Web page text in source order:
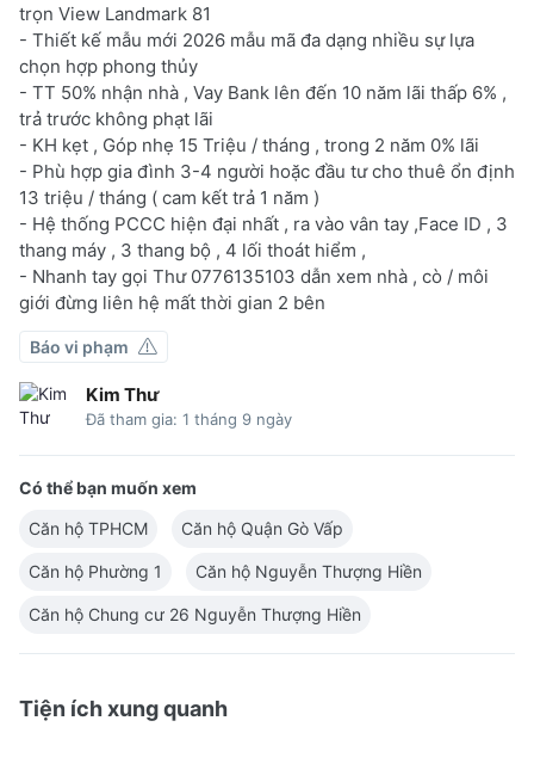
trọn View Landmark 81
- Thiết kế mẫu mới 2026 mẫu mã đa dạng nhiều sự lựa
chọn hợp phong thủy
- TT 50% nhận nhà , Vay Bank lên đến 10 năm lãi thấp 6% ,
trả trước không phạt lãi
- KH kẹt , Góp nhẹ 15 Triệu / tháng , trong 2 năm 0% lãi
- Phù hợp gia đình 3-4 người hoặc đầu tư cho thuê ổn định
13 triệu / tháng ( cam kết trả 1 năm )
- Hệ thống PCCC hiện đại nhất , ra vào vân tay ,Face ID , 3
thang máy , 3 thang bộ , 4 lối thoát hiểm ,
- Nhanh tay gọi Thư 0776135103 dẫn xem nhà , cò / môi
giới đừng liên hệ mất thời gian 2 bên
Báo vi phạm
Kim Thư
Đã tham gia: 1 tháng 9 ngày
Có thể bạn muốn xem
Căn hộ TPHCM
Căn hộ Quận Gò Vấp
Căn hộ Phường 1 Căn hộ Nguyễn Thượng Hiền
Căn hộ Chung cư 26 Nguyễn Thượng Hiền
Tiện ích xung quanh